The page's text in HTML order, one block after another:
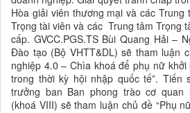
Hòa giải viên thương mại và các Trung
Trọng tài viên và các Trung tâm Trọng
cấp. GVCC.PGS.TS Bùi Quang Hải –
Đào tạo (Bộ VHTT&DL) sẽ tham luận
nghiệp 4.0 – Chìa khoá để phụ nữ
trong thời kỳ hội nhập quốc tế”. Tiến
trưởng ban Ban phong trào cơ quan
(khoá VIII) sẽ tham luận chủ đề “Phụ